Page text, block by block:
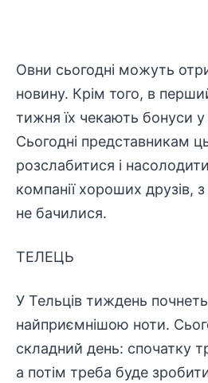
Овни сьогодні можуть
новину. Крім того, в
тижня їх чекають бонуси у
Сьогодні представникам
розслабитися і
компанії хороших друзів,
не бачилися.
ТЕЛЕЦЬ
У Тельців тиждень
найприємнішою ноти.
складний день: спочатку
а потім треба буде